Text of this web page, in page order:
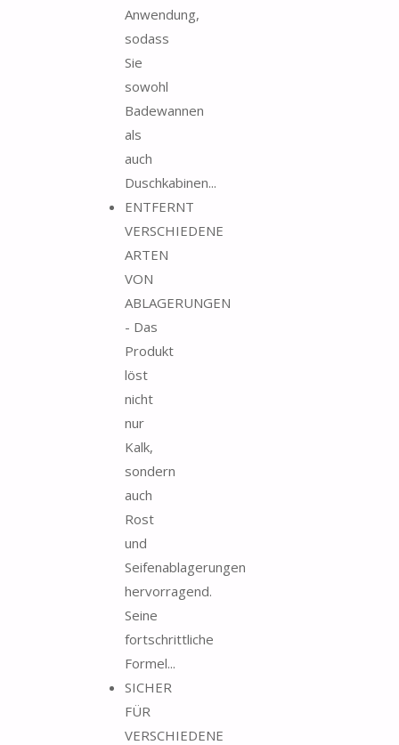
Anwendung,
sodass
Sie
sowohl
Badewannen
als
auch
Duschkabinen...
ENTFERNT
VERSCHIEDENE
ARTEN
VON
ABLAGERUNGEN
- Das
Produkt
löst
nicht
nur
Kalk,
sondern
auch
Rost
und
Seifenablagerungen
hervorragend.
Seine
fortschrittliche
Formel...
SICHER
FÜR
VERSCHIEDENE